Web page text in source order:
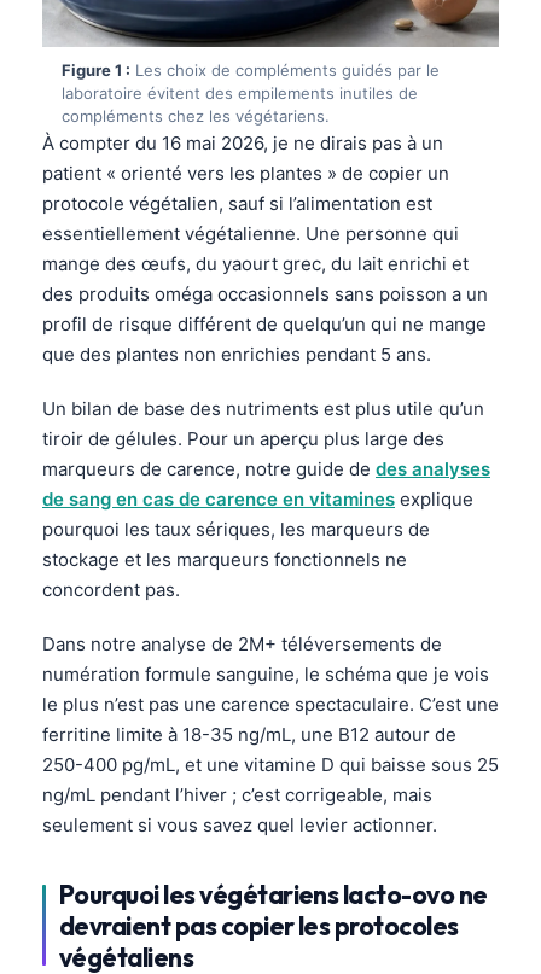
Figure 1 : Les choix de compléments guidés par le
laboratoire évitent des empilements inutiles de
compléments chez les végétariens.
À compter du 16 mai 2026, je ne dirais pas à un
patient « orienté vers les plantes » de copier un
protocole végétalien, sauf si l’alimentation est
essentiellement végétalienne. Une personne qui
mange des œufs, du yaourt grec, du lait enrichi et
des produits oméga occasionnels sans poisson a un
profil de risque différent de quelqu’un qui ne mange
que des plantes non enrichies pendant 5 ans.
Un bilan de base des nutriments est plus utile qu’un
tiroir de gélules. Pour un aperçu plus large des
marqueurs de carence, notre guide de des analyses
de sang en cas de carence en vitamines explique
pourquoi les taux sériques, les marqueurs de
stockage et les marqueurs fonctionnels ne
concordent pas.
Dans notre analyse de 2M+ téléversements de
numération formule sanguine, le schéma que je vois
le plus n’est pas une carence spectaculaire. C’est une
ferritine limite à 18-35 ng/mL, une B12 autour de
250-400 pg/mL, et une vitamine D qui baisse sous 25
ng/mL pendant l’hiver ; c’est corrigeable, mais
seulement si vous savez quel levier actionner.
Pourquoi les végétariens lacto-ovo ne
devraient pas copier les protocoles
végétaliens